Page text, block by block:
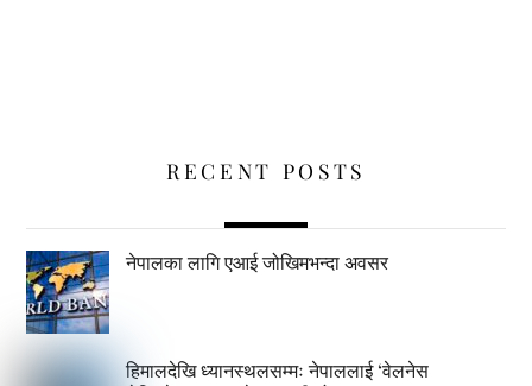
RECENT POSTS
नेपालका लागि एआई जोखिमभन्दा अवसर
हिमालदेखि ध्यानस्थलसम्मः नेपाललाई ‘वेलनेस